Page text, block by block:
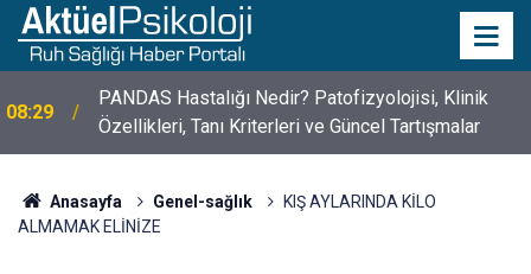
10:30
10 Mayıs Psikologlar Günü Nasıl Ortaya Çıktı? 10
Mayıs Tarihinin Hikayesi
Anasayfa Genel-sağlık
KIŞ AYLARINDA KİLO
ALMAMAK ELİNİZE